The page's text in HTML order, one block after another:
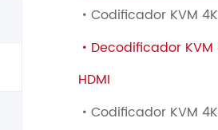
 Codificador KVM
 Decodificador
HDMI
 Codificador KVM